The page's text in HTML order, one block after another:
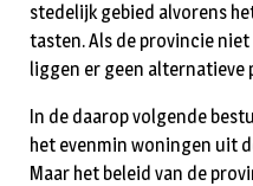
stedelijk gebied alvorens
tasten. Als de provincie
liggen er geen alternatieve
In de daarop volgende
het evenmin woningen uit
Maar het beleid van de